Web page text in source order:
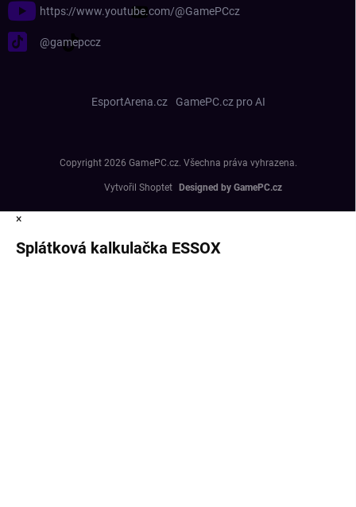
https://www.youtube.com/@GamePCcz
@gamepccz
EsportArena.cz GamePC.cz pro AI
Vytvořil Shoptet
Copyright 2026 GamePC.cz. Všechna práva vyhrazena.
×
Splátková kalkulačka ESSOX